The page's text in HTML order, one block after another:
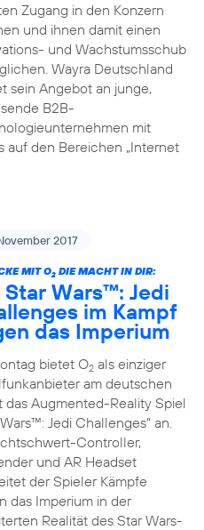
Zugang in den Konzern
und ihnen damit einen
und Wachstumsschub
Wayra Deutschland
sein Angebot an junge,
B2B-
mit
auf den Bereichen „Internet
2017
MIT O2DIE MACHT IN DIR:
Wars™: Jedi
im Kampf
das Imperium
bietet O2als einziger
am deutschen
das Augmented-Reality Spiel
Jedi Challenges“ an.
Controller,
und AR Headset
der Spieler Kämpfe
das Imperium in der
Realität des Star Wars-